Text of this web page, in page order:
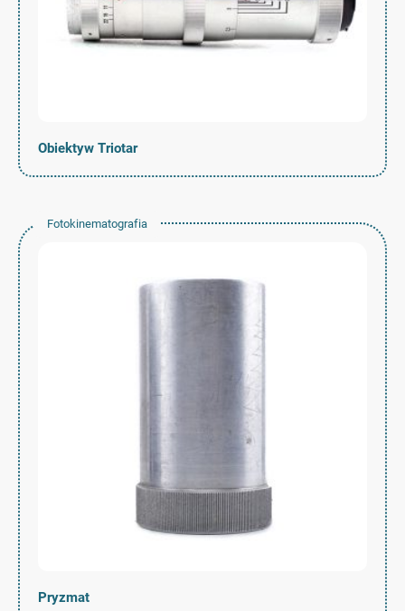
Obiektyw Triotar
Fotokinematografia
Pryzmat